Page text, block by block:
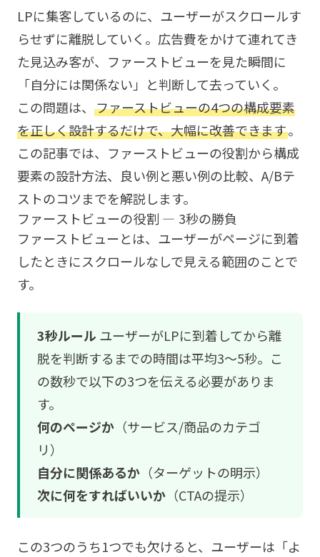
LPに集客しているのに、ユーザーがスクロールす
らせずに離脱していく。広告費をかけて連れてき
た見込み客が、ファーストビューを見た瞬間に
「自分には関係ない」と判断して去っていく。
この問題は、 ファーストビューの4つの構成要素
を正しく設計するだけで、大幅に改善できます。
この記事では、ファーストビューの役割から構成
要素の設計方法、良い例と悪い例の比較、A/Bテ
ストのコツまでを解説します。
ファーストビューの役割 — 3秒の勝負
ファーストビューとは、ユーザーがページに到着
したときにスクロールなしで見える範囲のことで
す。
3秒ルール ユーザーがLPに到着してから離
脱を判断するまでの時間は平均3〜5秒。こ
の数秒で以下の3つを伝える必要がありま
す。
何のページか （サービス/商品のカテゴ
リ）
自分に関係あるか （ターゲットの明示）
次に何をすればいいか （CTAの提示）
この3つのうち1つでも欠けると、ユーザーは「よ